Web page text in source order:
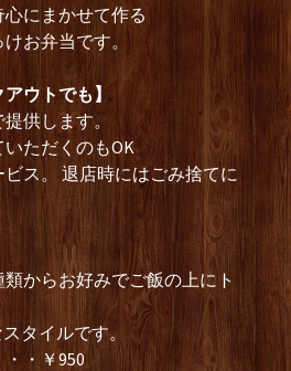
にまかせて作る
お弁当です。
アウトでも】
供します。
ただくのもOK
ビス。 退店時にはごみ捨てに
からお好みでご飯の上にト
タイルです。
・・￥950